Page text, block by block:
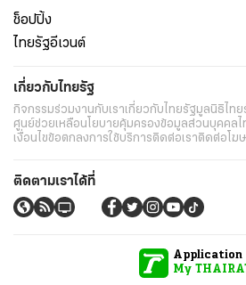
ช็อปปิ้ง
ไทยรัฐอีเวนต์
เกี่ยวกับไทยรัฐ
กิจกรรมร่วมงานกับเราเกี่ยวกับไทยรัฐมูลนิธิไทย
ศูนย์ช่วยเหลือนโยบายคุ้มครองข้อมูลส่วนบุคคลไ
เงื่อนไขข้อตกลงการใช้บริการติดต่อเราติดต่อโฆ
ติดตามเราได้ที่
Application
My